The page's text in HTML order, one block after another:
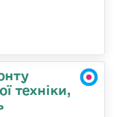
техніки,